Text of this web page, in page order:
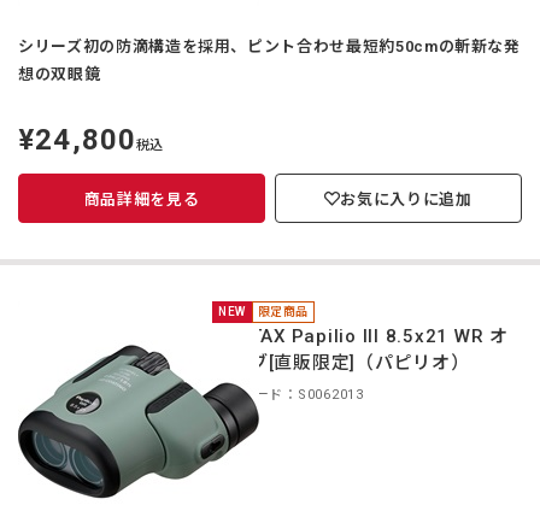
シリーズ初の防滴構造を採用、ピント合わせ最短約50cmの斬新な発
想の双眼鏡
定
価
¥24,800税込
商品詳細を見る お気に入りに追加
NEW 限定商品
PENTAX Papilio III 8.5x21 WR オ
リーブ[直販限定]（パピリオ）
商品コード：S0062013